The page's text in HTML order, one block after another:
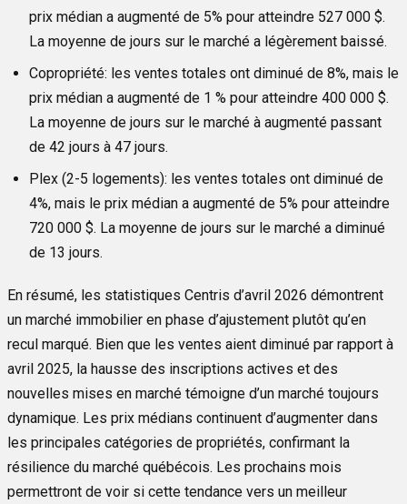
prix médian a augmenté de 5% pour atteindre 527 000 $.
La moyenne de jours sur le marché a légèrement baissé.
Copropriété: les ventes totales ont diminué de 8%, mais le
prix médian a augmenté de 1 % pour atteindre 400 000 $.
La moyenne de jours sur le marché à augmenté passant
de 42 jours à 47 jours.
Plex (2-5 logements): les ventes totales ont diminué de
4%, mais le prix médian a augmenté de 5% pour atteindre
720 000 $. La moyenne de jours sur le marché a diminué
de 13 jours.
En résumé, les statistiques Centris d’avril 2026 démontrent
un marché immobilier en phase d’ajustement plutôt qu’en
recul marqué. Bien que les ventes aient diminué par rapport à
avril 2025, la hausse des inscriptions actives et des
nouvelles mises en marché témoigne d’un marché toujours
dynamique. Les prix médians continuent d’augmenter dans
les principales catégories de propriétés, confirmant la
résilience du marché québécois. Les prochains mois
permettront de voir si cette tendance vers un meilleur